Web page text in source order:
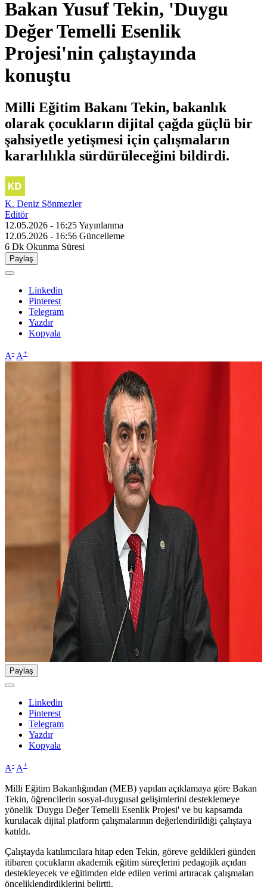
Bakan Yusuf Tekin, 'Duygu
Değer Temelli Esenlik
Projesi'nin çalıştayında
konuştu
Milli Eğitim Bakanı Tekin, bakanlık
olarak çocukların dijital çağda güçlü bir
şahsiyetle yetişmesi için çalışmaların
kararlılıkla sürdürüleceğini bildirdi.
K. Deniz Sönmezler
Editör
12.05.2026 - 16:25Yayınlanma
12.05.2026 - 16:56 Güncelleme
6 Dk Okunma Süresi
Paylaş
Linkedin
Pinterest
Telegram
Yazdır
Kopyala
A- A+
Paylaş
Linkedin
Pinterest
Telegram
Yazdır
Kopyala
A- A+
Milli Eğitim Bakanlığından (MEB) yapılan açıklamaya göre Bakan
Tekin, öğrencilerin sosyal-duygusal gelişimlerini desteklemeye
yönelik 'Duygu Değer Temelli Esenlik Projesi' ve bu kapsamda
kurulacak dijital platform çalışmalarının değerlendirildiği çalıştaya
katıldı.
Çalıştayda katılımcılara hitap eden Tekin, göreve geldikleri günden
itibaren çocukların akademik eğitim süreçlerini pedagojik açıdan
destekleyecek ve eğitimden elde edilen verimi artıracak çalışmaları
önceliklendirdiklerini belirtti.